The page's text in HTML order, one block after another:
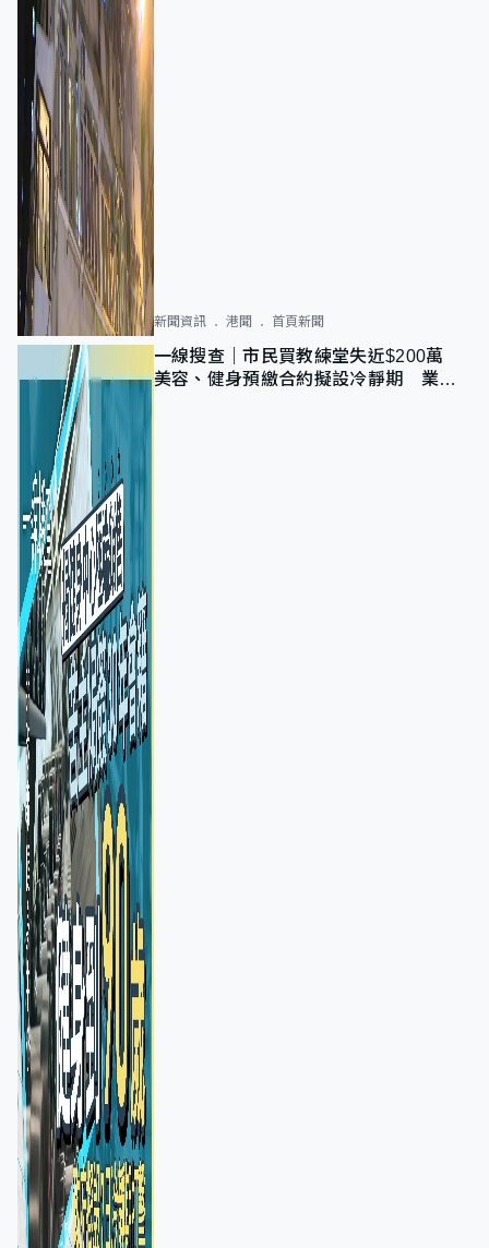
新聞資訊 港聞 首頁新聞
一線搜查｜市民買教練堂失近$200萬
美容、健身預繳合約擬設冷靜期 業界